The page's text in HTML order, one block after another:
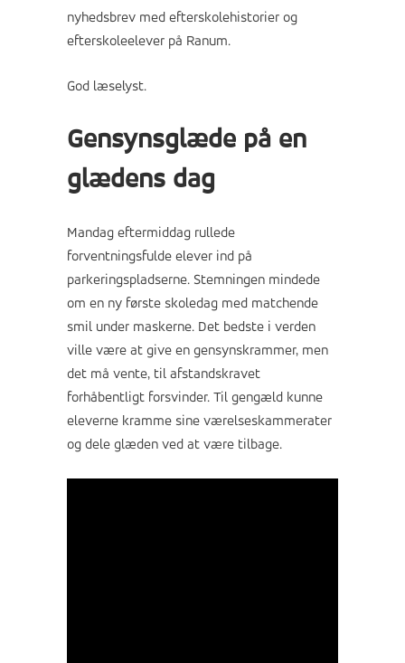
nyhedsbrev med efterskolehistorier og
efterskoleelever på Ranum.
God læselyst.
Gensynsglæde på en
glædens dag
Mandag eftermiddag rullede
forventningsfulde elever ind på
parkeringspladserne. Stemningen mindede
om en ny første skoledag med matchende
smil under maskerne. Det bedste i verden
ville være at give en gensynskrammer, men
det må vente, til afstandskravet
forhåbentligt forsvinder. Til gengæld kunne
eleverne kramme sine værelseskammerater
og dele glæden ved at være tilbage.